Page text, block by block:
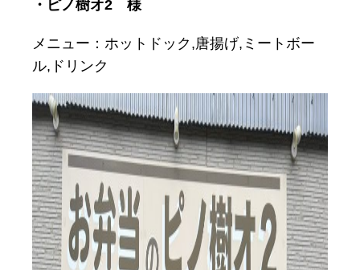
・ピノ樹オ2 様
メニュー：ホットドック,唐揚げ,ミートボー
ル,ドリンク